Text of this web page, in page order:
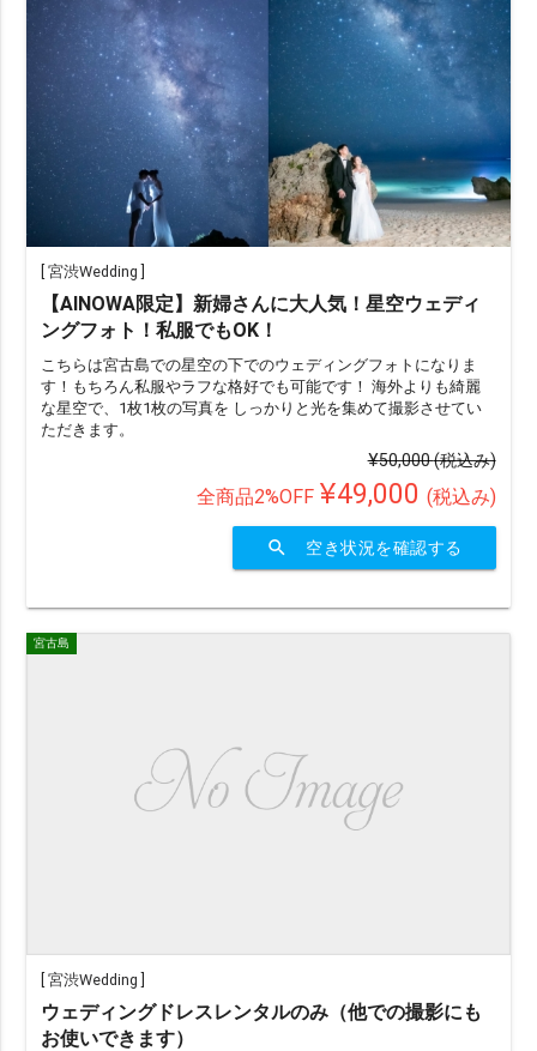
[宮渋Wedding]
【AINOWA限定】新婦さんに大人気！星空ウェディ
ングフォト！私服でもOK！
こちらは宮古島での星空の下でのウェディングフォトになりま
す！もちろん私服やラフな格好でも可能です！ 海外よりも綺麗
な星空で、1枚1枚の写真を しっかりと光を集めて撮影させてい
ただきます。
¥50,000(税込み)
全商品2%OFF ¥49,000 (税込み)
search 空き状況を確認する
宮古島
[宮渋Wedding]
ウェディングドレスレンタルのみ（他での撮影にも
お使いできます）